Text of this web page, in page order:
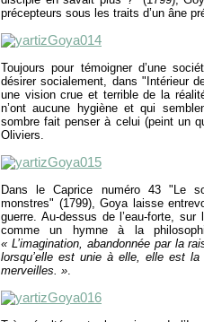
précepteurs sous les traits d’un âne
Toujours pour témoigner d’une
désirer socialement, dans "Intérieur
une vision crue et terrible de la
n’ont aucune hygiène et qui
sombre fait penser à celui (peint un
Oliviers.
Dans le Caprice numéro 43 "Le
monstres" (1799), Goya laisse
guerre. Au-dessus de l’eau-forte,
comme un hymne à la
« L’imagination, abandonnée par la
lorsqu’elle est unie à elle, elle est
merveilles. ».